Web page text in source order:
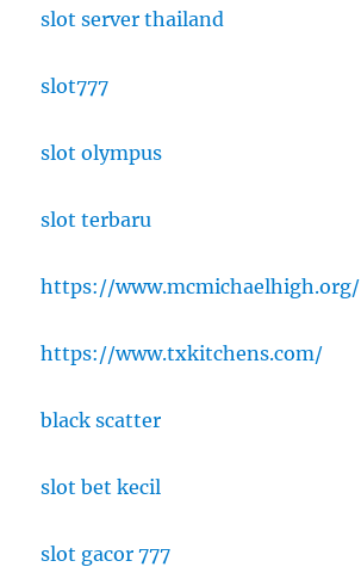
slot server thailand
slot777
slot olympus
slot terbaru
https://www.mcmichaelhigh.org/
https://www.txkitchens.com/
black scatter
slot bet kecil
slot gacor 777